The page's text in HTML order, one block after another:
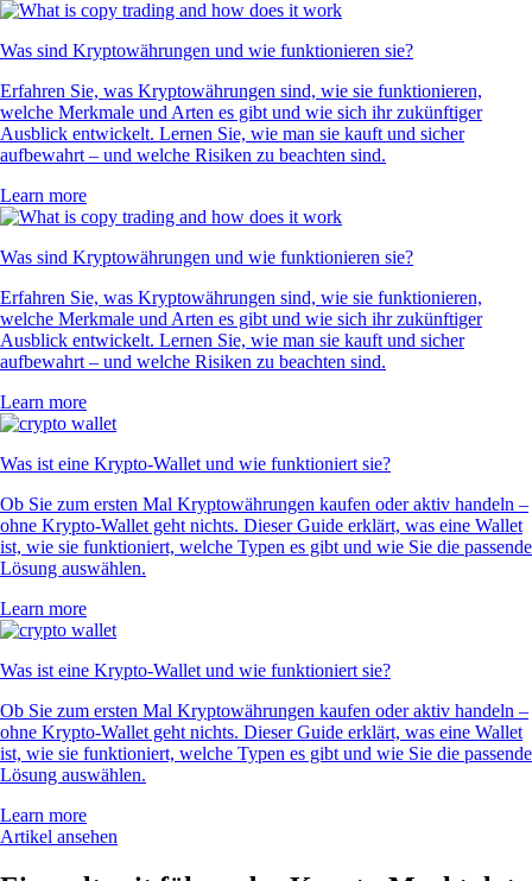
Was sind Kryptowährungen und wie funktionieren sie?
Erfahren Sie, was Kryptowährungen sind, wie sie funktionieren,
welche Merkmale und Arten es gibt und wie sich ihr zukünftiger
Ausblick entwickelt. Lernen Sie, wie man sie kauft und sicher
aufbewahrt – und welche Risiken zu beachten sind.
Learn more
Was sind Kryptowährungen und wie funktionieren sie?
Erfahren Sie, was Kryptowährungen sind, wie sie funktionieren,
welche Merkmale und Arten es gibt und wie sich ihr zukünftiger
Ausblick entwickelt. Lernen Sie, wie man sie kauft und sicher
aufbewahrt – und welche Risiken zu beachten sind.
Learn more
Was ist eine Krypto-Wallet und wie funktioniert sie?
Ob Sie zum ersten Mal Kryptowährungen kaufen oder aktiv handeln –
ohne Krypto-Wallet geht nichts. Dieser Guide erklärt, was eine Wallet
ist, wie sie funktioniert, welche Typen es gibt und wie Sie die passende
Lösung auswählen.
Learn more
Was ist eine Krypto-Wallet und wie funktioniert sie?
Ob Sie zum ersten Mal Kryptowährungen kaufen oder aktiv handeln –
ohne Krypto-Wallet geht nichts. Dieser Guide erklärt, was eine Wallet
ist, wie sie funktioniert, welche Typen es gibt und wie Sie die passende
Lösung auswählen.
Learn more
Artikel ansehen